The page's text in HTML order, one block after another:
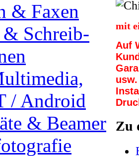
& Faxen
& Schreib-
/ Android
& Beamer
mit
Auf
Zu